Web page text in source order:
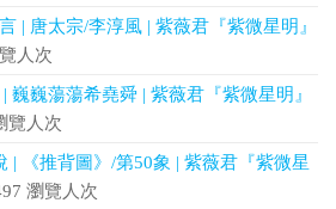
| 唐太宗/李淳風 | 紫薇君『紫微星明』
人次
巍巍蕩蕩希堯舜 | 紫薇君『紫微星明』
覽人次
| 《推背圖》/第50象 | 紫薇君『紫微星
瀏覽人次